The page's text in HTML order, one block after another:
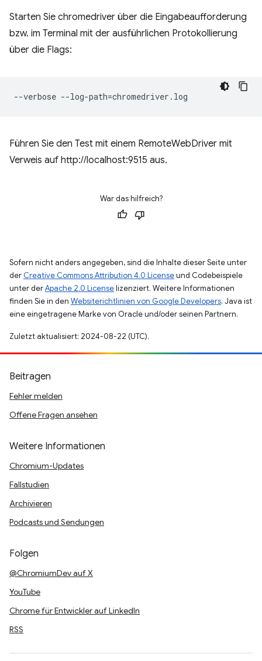
Starten Sie chromedriver über die Eingabeaufforderung
bzw. im Terminal mit der ausführlichen Protokollierung
über die Flags:
Führen Sie den Test mit einem RemoteWebDriver mit
Verweis auf http://localhost:9515 aus.
War das hilfreich?
Sofern nicht anders angegeben, sind die Inhalte dieser Seite unter
der Creative Commons Attribution 4.0 Licenseund Codebeispiele
unter derApache 2.0 Licenselizenziert. Weitere Informationen
finden Sie in den Websiterichtlinien von Google Developers. Java ist
eine eingetragene Marke von Oracle und/oder seinen Partnern.
Zuletzt aktualisiert: 2024-08-22 (UTC).
Beitragen
Fehler melden
Offene Fragen ansehen
Weitere Informationen
Chromium-Updates
Fallstudien
Archivieren
Podcasts und Sendungen
Folgen
@ChromiumDev auf X
YouTube
Chrome für Entwickler auf LinkedIn
RSS